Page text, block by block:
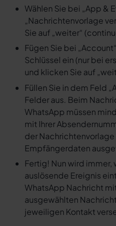
Wählen Sie bei „App &
„Nachrichtenvorlage
Sie auf „weiter“
Fügen Sie bei
Schlüssel ein (nur bei
und klicken Sie auf
Füllen Sie in dem Feld
Felder aus. Beim
WhatsApp müssen
mit Ihrer
der Nachrichtenvorlage
Empfängerdaten
Fertig! Nun wird immer,
auslösende Ereignis
WhatsApp Nachricht
ausgewählten
jeweiligen Kontakt